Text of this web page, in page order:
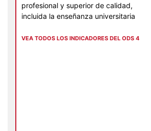
profesional y superior de calidad,
incluida la enseñanza universitaria
VEA TODOS LOS INDICADORES DEL ODS 4